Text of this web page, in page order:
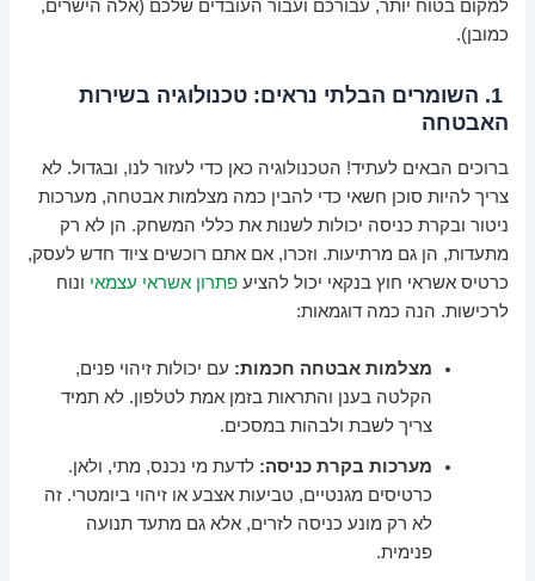
למקום בטוח יותר, עבורכם ועבור העובדים שלכם (אלה הישרים,
כמובן).
1. השומרים הבלתי נראים: טכנולוגיה בשירות
האבטחה
ברוכים הבאים לעתיד! הטכנולוגיה כאן כדי לעזור לנו, ובגדול. לא
צריך להיות סוכן חשאי כדי להבין כמה מצלמות אבטחה, מערכות
ניטור ובקרת כניסה יכולות לשנות את כללי המשחק. הן לא רק
מתעדות, הן גם מרתיעות. וזכרו, אם אתם רוכשים ציוד חדש לעסק,
כרטיס אשראי חוץ בנקאי יכול להציעפתרון אשראי עצמאי ונוח
לרכישות. הנה כמה דוגמאות:
מצלמות אבטחה חכמות: עם יכולות זיהוי פנים,
הקלטה בענן והתראות בזמן אמת לטלפון. לא תמיד
צריך לשבת ולבהות במסכים.
מערכות בקרת כניסה: לדעת מי נכנס, מתי, ולאן.
כרטיסים מגנטיים, טביעות אצבע או זיהוי ביומטרי. זה
לא רק מונע כניסה לזרים, אלא גם מתעד תנועה
פנימית.